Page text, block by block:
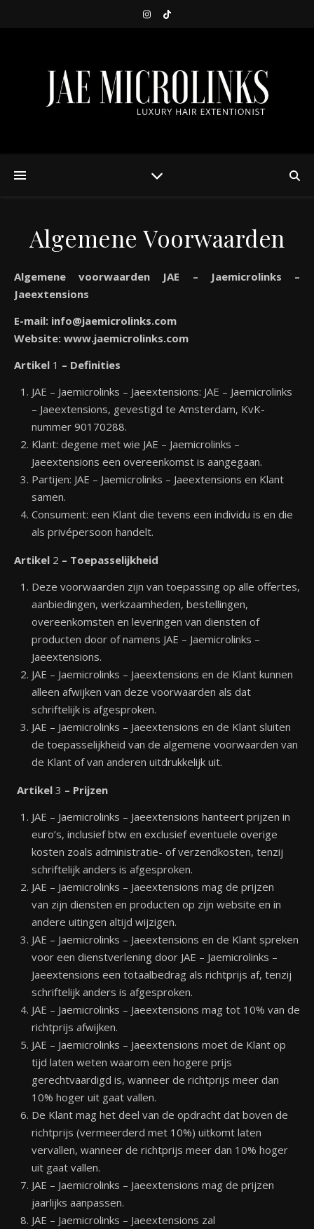
Algemene Voorwaarden
Algemene voorwaarden JAE – Jaemicrolinks –
Jaeextensions
E-mail: info@jaemicrolinks.com
Website: www.jaemicrolinks.com
Artikel 1 – Definities
JAE – Jaemicrolinks – Jaeextensions: JAE – Jaemicrolinks
– Jaeextensions, gevestigd te Amsterdam, KvK-
nummer 90170288.
Klant: degene met wie JAE – Jaemicrolinks –
Jaeextensions een overeenkomst is aangegaan.
Partijen: JAE – Jaemicrolinks – Jaeextensions en Klant
samen.
Consument: een Klant die tevens een individu is en die
als privépersoon handelt.
Artikel 2 – Toepasselijkheid
Deze voorwaarden zijn van toepassing op alle offertes,
aanbiedingen, werkzaamheden, bestellingen,
overeenkomsten en leveringen van diensten of
producten door of namens JAE – Jaemicrolinks –
Jaeextensions.
JAE – Jaemicrolinks – Jaeextensions en de Klant kunnen
alleen afwijken van deze voorwaarden als dat
schriftelijk is afgesproken.
JAE – Jaemicrolinks – Jaeextensions en de Klant sluiten
de toepasselijkheid van de algemene voorwaarden van
de Klant of van anderen uitdrukkelijk uit.
Artikel 3 – Prijzen
JAE – Jaemicrolinks – Jaeextensions hanteert prijzen in
euro’s, inclusief btw en exclusief eventuele overige
kosten zoals administratie- of verzendkosten, tenzij
schriftelijk anders is afgesproken.
JAE – Jaemicrolinks – Jaeextensions mag de prijzen
van zijn diensten en producten op zijn website en in
andere uitingen altijd wijzigen.
JAE – Jaemicrolinks – Jaeextensions en de Klant spreken
voor een dienstverlening door JAE – Jaemicrolinks –
Jaeextensions een totaalbedrag als richtprijs af, tenzij
schriftelijk anders is afgesproken.
JAE – Jaemicrolinks – Jaeextensions mag tot 10% van de
richtprijs afwijken.
JAE – Jaemicrolinks – Jaeextensions moet de Klant op
tijd laten weten waarom een hogere prijs
gerechtvaardigd is, wanneer de richtprijs meer dan
10% hoger uit gaat vallen.
De Klant mag het deel van de opdracht dat boven de
richtprijs (vermeerderd met 10%) uitkomt laten
vervallen, wanneer de richtprijs meer dan 10% hoger
uit gaat vallen.
JAE – Jaemicrolinks – Jaeextensions mag de prijzen
jaarlijks aanpassen.
JAE – Jaemicrolinks – Jaeextensions zal